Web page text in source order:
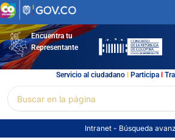
Ir
al
contenidoEncuentra tu
Representante
Servicio al ciudadano l Participal
por:
Intranet - Búsqueda